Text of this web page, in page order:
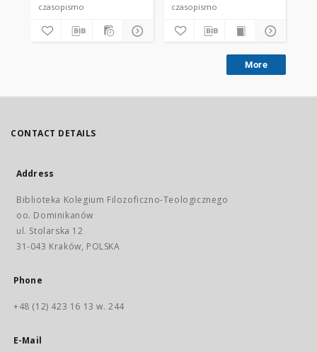
czasopismo czasopismo
More
CONTACT DETAILS
Address
Biblioteka Kolegium Filozoficzno-Teologicznego
oo. Dominikanów
ul. Stolarska 12
31-043 Kraków, POLSKA
Phone
+48 (12) 423 16 13 w. 244
E-Mail